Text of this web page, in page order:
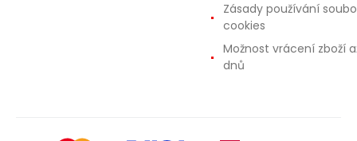
Zásady používání
cookies
Možnost vrácení zboží
dnů